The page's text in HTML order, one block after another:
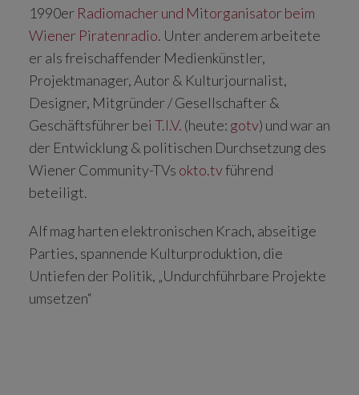
1990er Radiomacher und Mitorganisator beim
Wiener Piratenradio. Unter anderem arbeitete
er als freischaffender Medienkünstler,
Projektmanager, Autor & Kulturjournalist,
Designer, Mitgründer / Gesellschafter &
Geschäftsführer bei T.I.V. (heute: gotv) und war an
der Entwicklung & politischen Durchsetzung des
Wiener Community-TVs okto.tvführend
beteiligt.
Alf mag harten elektronischen Krach, abseitige
Parties, spannende Kulturproduktion, die
Untiefen der Politik, „Undurchführbare Projekte
umsetzen“